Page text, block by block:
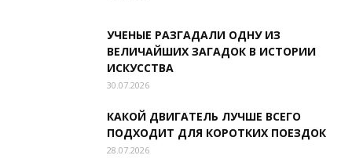
УЧЕНЫЕ РАЗГАДАЛИ ОДНУ ИЗ
ВЕЛИЧАЙШИХ ЗАГАДОК В ИСТОРИИ
ИСКУССТВА
30.07.2026
КАКОЙ ДВИГАТЕЛЬ ЛУЧШЕ ВСЕГО
ПОДХОДИТ ДЛЯ КОРОТКИХ ПОЕЗДОК
28.07.2026